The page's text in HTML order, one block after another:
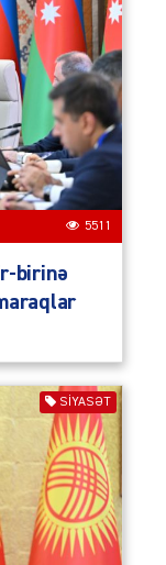
5511
birinə
SIYASƏT